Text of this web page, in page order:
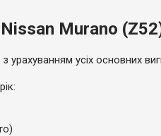
Murano
усіх основних